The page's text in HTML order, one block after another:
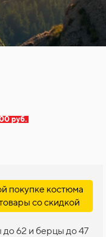
руб.
покупке кос­тюма
со скидкой
62 и берцы до 47